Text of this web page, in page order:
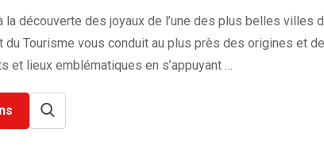
découverte des joyaux de l’une des plus belles villes
Tourisme vous conduit au plus près des origines et
et lieux emblématiques en s’appuyant …